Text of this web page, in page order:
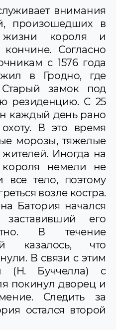
внимания
произошедших в
короля и
Согласно
с 1576 года
в Гродно, где
Старый замок под
резиденцию. С 25
каждый день рано
В это время
морозы, тяжелые
Иногда на
немели не
тело, поэтому
возле костра.
Батория начался
заставивший его
В течение
казалось, что
В связи с этим
(Н. Буччелла) с
покинул дворец и
Следить за
остался второй